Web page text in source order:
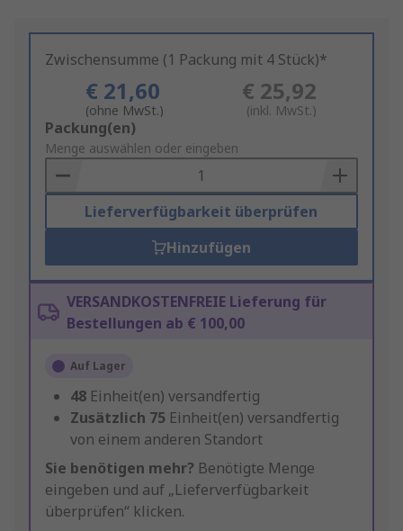
Zwischensumme (1 Packung mit 4 Stück)*
€ 21,60
(ohne MwSt.)
€ 25,92
(inkl. MwSt.)
Add
to
Basket
Packung(en)
Menge auswählen oder eingeben
Lieferverfügbarkeit überprüfen
Hinzufügen
VERSANDKOSTENFREIE Lieferung für
Bestellungen ab € 100,00
Auf Lager
48 Einheit(en) versandfertig
Zusätzlich 75 Einheit(en) versandfertig
von einem anderen Standort
Sie benötigen mehr? Benötigte Menge
eingeben und auf „Lieferverfügbarkeit
überprüfen“ klicken.